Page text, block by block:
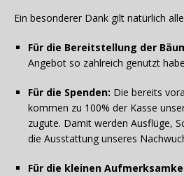
Ein besonderer Dank gilt natürlich
Für die Bereitstellung der
Angebot so zahlreich genutzt
Für die Spenden: Die bereits
kommen zu 100% der Kasse
zugute. Damit werden Ausflüge,
die Ausstattung unseres
Für die kleinen